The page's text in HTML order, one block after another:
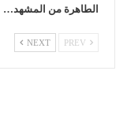
الطاهرة من المشهد…
NEXT